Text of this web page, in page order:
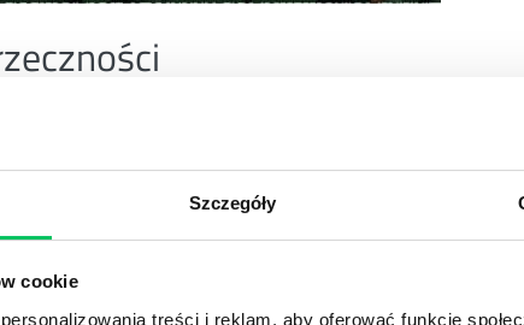
Szczegóły
cookie
treści i reklam, aby oferować funkcje
Pod wpływem otoczenia jedne
że mieści w sobie wiele sprzecznych uczuć,